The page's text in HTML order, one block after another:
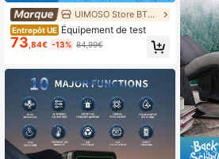
UIMOSO Store BTG EU
Entrepôt UE Équipement de test
73 ,84€ -13% 84,99€